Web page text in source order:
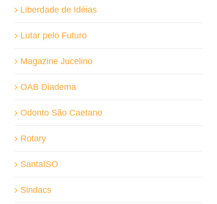
Liberdade de Idéias
Lutar pelo Futuro
Magazine Jucelino
OAB Diadema
Odonto São Caetano
Rotary
SantaISO
Sindacs